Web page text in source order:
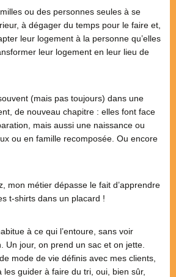
ou des personnes seules à se
à dégager du temps pour le faire et,
leur logement à la personne qu’elles
leur logement en leur lieu de
(mais pas toujours) dans une
de nouveau chapitre : elles font face
mais aussi une naissance ou
ou en famille recomposée. Ou encore
mon métier dépasse le fait d’apprendre
t-shirts dans un placard !
à ce qui l’entoure, sans voir
Un jour, on prend un sac et on jette.
mode de vie définis avec mes clients,
les guider à faire du tri, oui, bien sûr,